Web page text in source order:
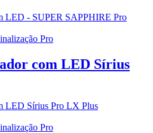
Pro
com LED Sírius
Pro